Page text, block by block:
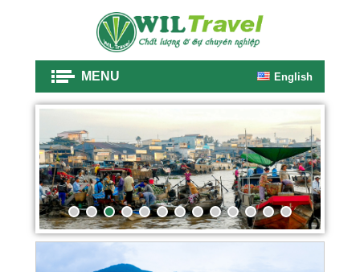
MENU English